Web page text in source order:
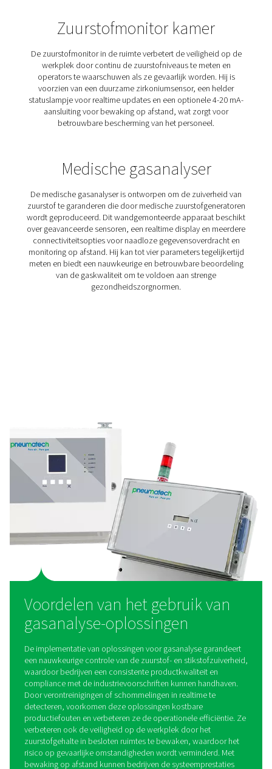
lagere zuiverheid (75%–99.9%). De duurzame
bewaking op afstand garanderen een
hoogwaardige stikstofproductie.
Draagbare
zuurstof-/
De draagbare O2/N2-analyser biedt een
betrouwbare meting van de zuiverheid van stikstof en
Hij is ontworpen voor testen onderweg en wordt
duurzame, plug-and-play koffer voor eenvoudig
gebruik. De analyser werkt zonder dat er extra
aansluitingen nodig zijn, waardoor het een handig
om de prestaties van de generator te verifiëren
nauwkeurigheid van bestaande sensoren te
aansluiting voor bewaking op afstand, wat zorgt
betrouwbare bescherming van het personeel.
Medische gasanalyser
De medische gasanalyser is ontworpen om de
zuurstof te garanderen die door medische
wordt geproduceerd. Dit wandgemonteerde apparaat
over geavanceerde sensoren, een realtime display en
connectiviteitsopties voor naadloze
monitoring op afstand. Hij kan tot vier parameters
meten en biedt een nauwkeurige en betrouwbare
van de gaskwaliteit om te voldoen aan strenge
gezondheidszorgnormen.